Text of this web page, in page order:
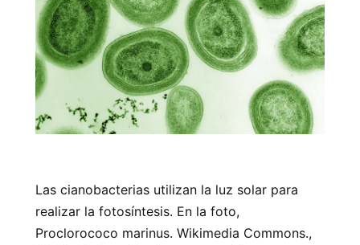
Las cianobacterias utilizan la luz solar para
realizar la fotosíntesis. En la foto,
Proclorococo marinus. Wikimedia Commons.,